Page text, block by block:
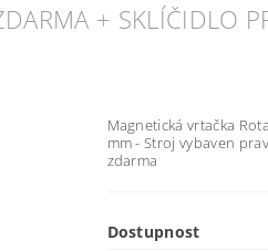
+ SKLÍČIDLO
Magnetická vrtačka
mm - Stroj vybaven
zdarma
Dostupnost